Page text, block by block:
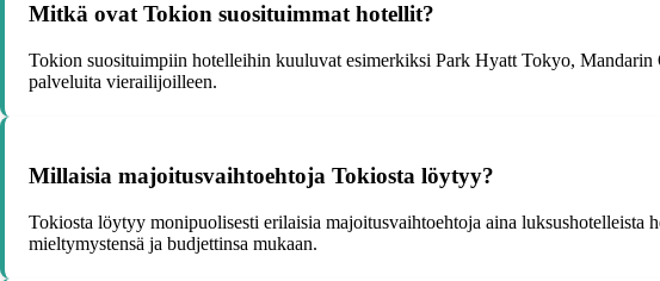
Mitkä ovat Tokion suosituimmat hotellit?
Tokion suosituimpiin hotelleihin kuuluvat esimerkiksi Park Hyatt Tokyo,
palveluita vierailijoilleen.
Millaisia majoitusvaihtoehtoja Tokiosta löytyy?
Tokiosta löytyy monipuolisesti erilaisia majoitusvaihtoehtoja aina
mieltymystensä ja budjettinsa mukaan.